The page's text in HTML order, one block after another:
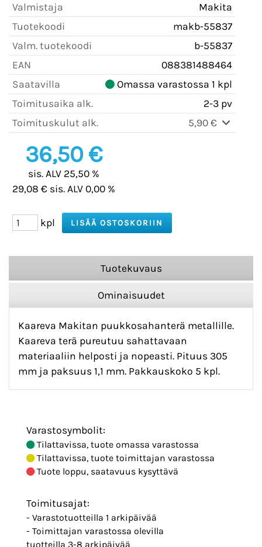
Valmistaja
Makita
Tuotekoodi
makb-55837
Valm. tuotekoodi
b-55837
EAN
088381488464
Saatavilla
Omassa varastossa 1 kpl
Toimitusaika alk.
2-3 pv
Toimituskulut alk.
5,90 €
36,50 €
sis. ALV 25,50 %
29,08 € sis. ALV 0,00 %
kpl
Tuotekuvaus
Ominaisuudet
Kaareva Makitan puukkosahanterä metallille.
Kaareva terä pureutuu sahattavaan
materiaaliin helposti ja nopeasti. Pituus 305
mm ja paksuus 1,1 mm. Pakkauskoko 5 kpl.
Varastosymbolit:
Tilattavissa, tuote omassa varastossa
Tilattavissa, tuote toimittajan varastossa
Tuote loppu, saatavuus kysyttävä
Toimitusajat:
- Varastotuotteilla 1 arkipäivää
- Toimittajan varastossa olevilla
tuotteilla 3-8 arkipäivää